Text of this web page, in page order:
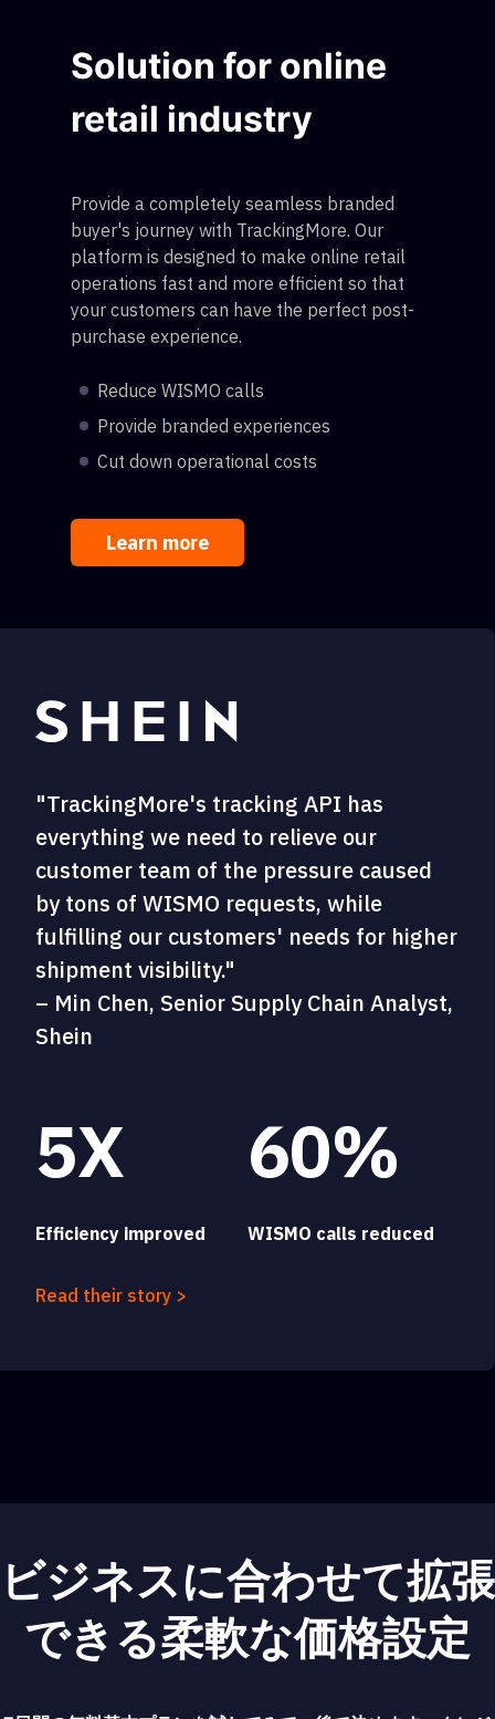
Solution for online
retail industry
Provide a completely seamless branded
buyer's journey with TrackingMore. Our
platform is designed to make online retail
operations fast and more efficient so that
your customers can have the perfect post-
purchase experience.
Reduce WISMO calls
Provide branded experiences
Cut down operational costs
Learn more
"TrackingMore's tracking API has
everything we need to relieve our
customer team of the pressure caused
by tons of WISMO requests, while
fulfilling our customers' needs for higher
shipment visibility."
– Min Chen, Senior Supply Chain Analyst,
Shein
5X
Efficiency improved
60%
WISMO calls reduced
Read their story >
ビジネスに合わせて拡張
できる柔軟な価格設定